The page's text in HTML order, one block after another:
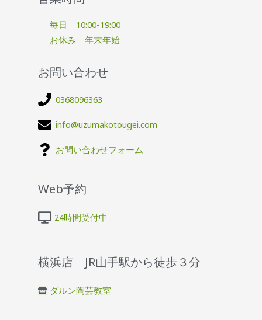
毎日 10:00-19:00
お休み 年末年始
お問い合わせ
0368096363
info@uzumakotougei.com
お問い合わせフォーム
Web予約
24時間受付中
横浜店 JR山手駅から徒歩３分
ダルン陶芸教室